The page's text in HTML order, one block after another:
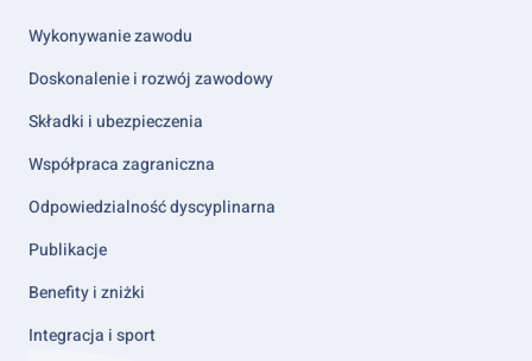
2
Wykonywanie zawodu
Doskonalenie i rozwój zawodowy
Składki i ubezpieczenia
Współpraca zagraniczna
Odpowiedzialność dyscyplinarna
Publikacje
Benefity i zniżki
Integracja i sport